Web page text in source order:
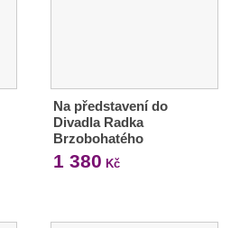
Na představení do
Divadla Radka
Brzobohatého
1 380 Kč